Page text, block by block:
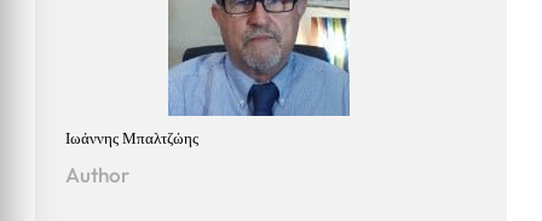
Ιωάννης Μπαλτζώης
Author